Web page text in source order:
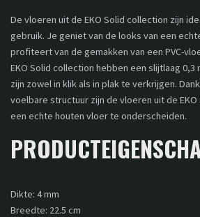
De vloeren uit de EKO Solid collection zijn
gebruik. Je geniet van de looks van een
profiteert van de gemakken van een PVC-
EKO Solid collection hebben een slijtlaag 0,3
zijn zowel in klik als in plak te verkrijgen.
voelbare structuur zijn de vloeren uit de
een echte houten vloer te onderscheiden.
Dikte: 4 mm
Breedte: 22.5 cm